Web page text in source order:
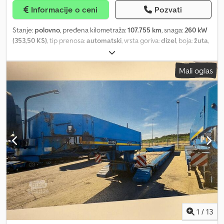
nosivost osovine: 10.000 kg; Upravljačka; Opruga: lisnato vešanje
Zadnja osovina 1: Dimenzije pneumatika: 315/70/22.5; Duple gume;
vazdušno vešanje Zadnja osovina 2: Dimenzije pneumatika:
315/70/22.5; Duple gume; Diferencijalna blokada; Maks. nosivost
osovine: 10.500 kg; Opruga: vazdušno vešanje Težine Prazna masa:
30.075 kg Nosivost: 10.925 kg Dozvoljena ukupna masa: 41.000 kg
Funkcionalno Podizna kapacitet: 30.000 kg Visina dizanja: 3.600
cm Kran: PALFINGER PK135.002 TEC7 + JIB PJ190, godina
proizvodnje 2018, iza kabine Stanje Tehničko stanje: veoma dobro
Vizuelno stanje: veoma dobro VOLVO FH540 8X4 TEGLJAČ /
KAMION SA DIZALICOM PALFINGER PK135.002 TEC7 + JIB PJ190
EURO 6 L PAKET 540 KS 8X4 pogon Međuosovinsko rastojanje
460 cm Lisnate opruge / vazdušno vešanje FH spavaća kabina sa
klimom, frižider Navigacija Kamera za bočni pogled I-Shift menjač
Volvo motorna kočnica (VEB) Klizna sedlasta spojka VBG kuka za
prikolicu Kutija za alat PALFINGER PK135.002 TEC7 + JIB PJ190
kran Radni sati krana: 6453 14x hidraulično izvlačenje Hladnjak ulja
za hidrauliku krana Vitlo 5x podržan Daljinsko upravljanje
Maksimalna nosivost 30.000 kg Maksimalna nosivost na 4,5 m:
Informacije o ceni Pozvati
Stanje: polovno, pređena kilometraža:107.755 km, snaga:260 kW
(353,50 KS), tip prenosa:automatski, vrsta goriva:dizel, boja:žuta,
60 procenat, konfiguracija osovina:
registracija:08/2009, emisioni razred:Euro 3, Godina proizvodnje:
ABS, diferencijalna blokada, dizalica, klima
uređaj, kontrola proklizavanja, ugrađeni računar, vučna
spojnica prikolice
, = Dodatne opcije i pribor = - Električni
podizači prozora - Električno podesivi spoljašnji retrovizori -
Elektronski sistem kočenja (EBS) - Grejač - Maglenke - Radio -
Servoupravljač - Grejanje sedišta - Kutija sa alatima - Centralno
podmazivanje = Napomene = Grove GMK3055 6x6 55 tona, 43
metra Grove GMK 3055 6x6 55 tona 43 metra dužina krana
Automatski menjač Klima uređaj Euro 3 ABS Gume 60% Komfor
paket Rado ćemo vas očekivati na konsultacijama Potpisivanje
ugovora ili preuzimanje vozila može se obaviti u našem salonu.
Molimo vas da se dogovorite za termin. Ako ne možete doći u naš
salon, nudićemo vam kompletnu uslugu putem telefona/e-
pošte/WhatsApp-a/faksa. Po želji, dostavićemo vam vaše novo
vozilo direktno na vašu adresu. To znači najbolju cenu,
Mali oglas
1 / 13